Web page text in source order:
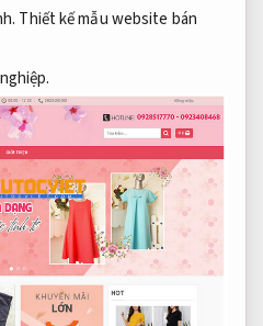
Thiết kế mẫu website bán